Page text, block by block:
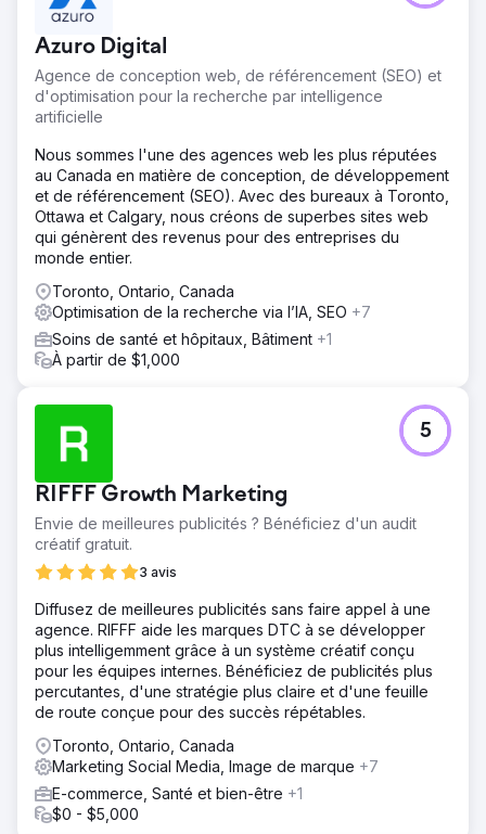
Azuro Digital
Agence de conception web, de référencement (SEO) et
d'optimisation pour la recherche par intelligence
artificielle
Nous sommes l'une des agences web les plus réputées
au Canada en matière de conception, de développement
et de référencement (SEO). Avec des bureaux à Toronto,
Ottawa et Calgary, nous créons de superbes sites web
qui génèrent des revenus pour des entreprises du
monde entier.
Toronto, Ontario, Canada
Optimisation de la recherche via l’IA, SEO +7
Soins de santé et hôpitaux, Bâtiment +1
À partir de $1,000
RIFFF Growth Marketing
Envie de meilleures publicités ? Bénéficiez d'un audit
créatif gratuit.
3 avis
5
Diffusez de meilleures publicités sans faire appel à une
agence. RIFFF aide les marques DTC à se développer
plus intelligemment grâce à un système créatif conçu
pour les équipes internes. Bénéficiez de publicités plus
percutantes, d'une stratégie plus claire et d'une feuille
de route conçue pour des succès répétables.
Toronto, Ontario, Canada
Marketing Social Media, Image de marque +7
E-commerce, Santé et bien-être +1
$0 - $5,000